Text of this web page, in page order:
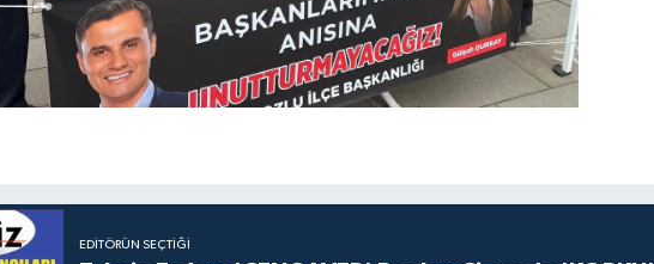
EDITÖRÜN SEÇTIĞI